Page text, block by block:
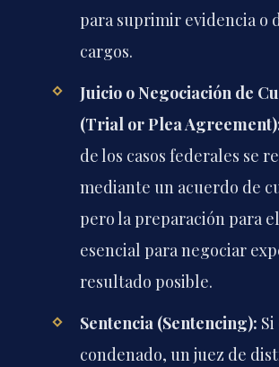
para suprimir evidencia o
cargos.
Juicio o Negociación de
(Trial or Plea
de los casos federales se
mediante un acuerdo de
pero la preparación para
esencial para negociar
resultado posible.
Sentencia (Sentencing): Si
condenado, un juez de